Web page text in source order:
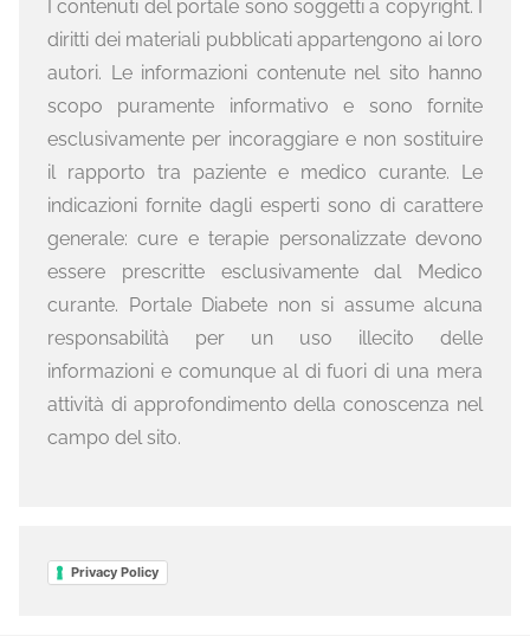
I contenuti del portale sono soggetti a copyright. I
diritti dei materiali pubblicati appartengono ai loro
autori. Le informazioni contenute nel sito hanno
scopo puramente informativo e sono fornite
esclusivamente per incoraggiare e non sostituire
il rapporto tra paziente e medico curante. Le
indicazioni fornite dagli esperti sono di carattere
generale: cure e terapie personalizzate devono
essere prescritte esclusivamente dal Medico
curante. Portale Diabete non si assume alcuna
responsabilità per un uso illecito delle
informazioni e comunque al di fuori di una mera
attività di approfondimento della conoscenza nel
campo del sito.
Privacy Policy